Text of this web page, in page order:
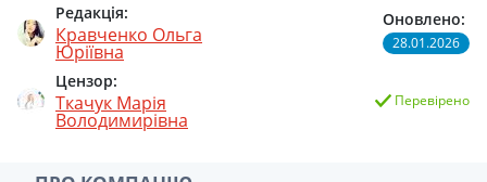
Редакція:
Кравченко Ольга
Юріївна
Цензор:
Ткачук Марія
Володимирівна
Оновлено:
28.01.2026
Перевірено